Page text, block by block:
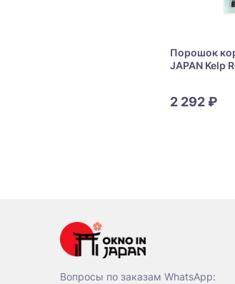
Порошок
JAPAN Kelp
2 292 ₽
Вопросы по заказам WhatsApp: